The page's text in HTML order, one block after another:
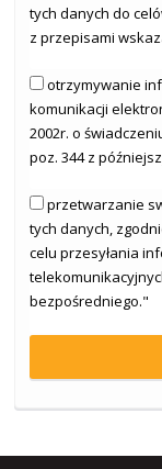
tych danych do
z przepisami
otrzymywanie
komunikacji
2002r. o
poz. 344 z
przetwarzanie
tych danych,
celu przesyłania
bezpośredniego."